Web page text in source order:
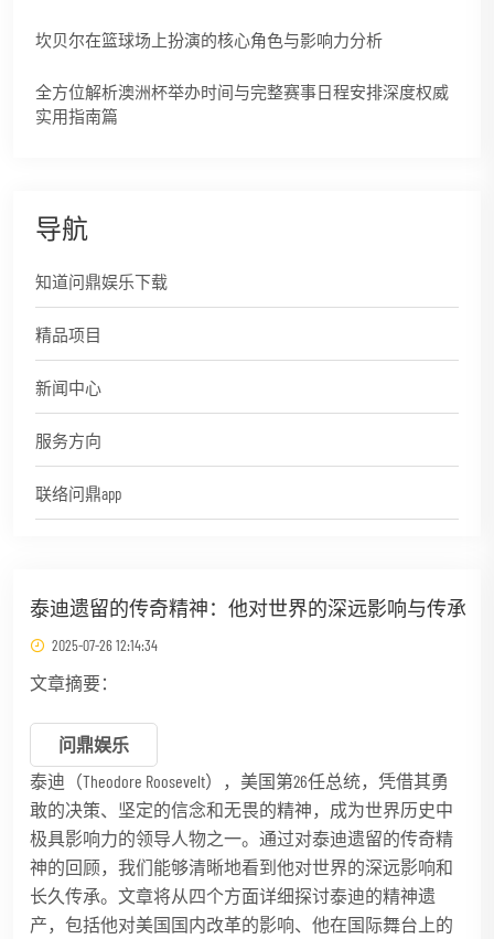
坎贝尔在篮球场上扮演的核心角色与影响力分析
全方位解析澳洲杯举办时间与完整赛事日程安排深度权威
实用指南篇
导航
知道问鼎娱乐下载
精品项目
新闻中心
服务方向
联络问鼎app
泰迪遗留的传奇精神：他对世界的深远影响与传承
2025-07-26 12:14:34
文章摘要：
问鼎娱乐
泰迪（Theodore Roosevelt），美国第26任总统，凭借其勇
敢的决策、坚定的信念和无畏的精神，成为世界历史中
极具影响力的领导人物之一。通过对泰迪遗留的传奇精
神的回顾，我们能够清晰地看到他对世界的深远影响和
长久传承。文章将从四个方面详细探讨泰迪的精神遗
产，包括他对美国国内改革的影响、他在国际舞台上的